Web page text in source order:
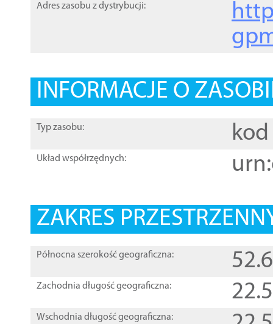
Adres zasobu z dystrybucji:
INFORMACJE O
Typ zasobu: kod
Układ współrzędnych:
ZAKRES
Północna szerokość geograficzna:
Zachodnia długość geograficzna:
Wschodnia długość geograficzna: